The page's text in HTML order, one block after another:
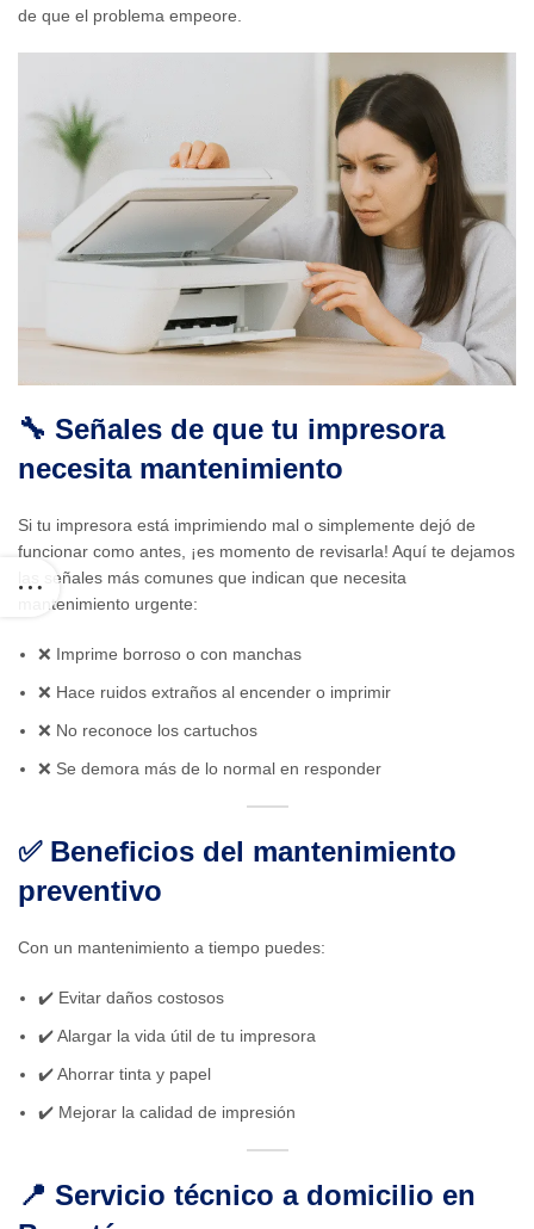
de que el problema empeore.
🔧 Señales de que tu impresora
necesita mantenimiento
Si tu impresora está imprimiendo mal o simplemente dejó de
funcionar como antes, ¡es momento de revisarla! Aquí te dejamos
las señales más comunes que indican que necesita
mantenimiento urgente:
❌ Imprime borroso o con manchas
❌ Hace ruidos extraños al encender o imprimir
❌ No reconoce los cartuchos
❌ Se demora más de lo normal en responder
✅ Beneficios del mantenimiento
preventivo
Con un mantenimiento a tiempo puedes:
✔️ Evitar daños costosos
✔️ Alargar la vida útil de tu impresora
✔️ Ahorrar tinta y papel
✔️ Mejorar la calidad de impresión
📍 Servicio técnico a domicilio en